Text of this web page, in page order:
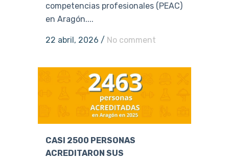
competencias profesionales (PEAC)
en Aragón....
22 abril, 2026 / No comment
CASI 2500 PERSONAS
ACREDITARON SUS